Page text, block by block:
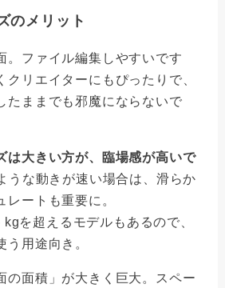
のメリット
。ファイル編集しやすいです
クリエイターにもぴったりで、
たままでも邪魔にならないで
は大きい方が、臨場感が高いで
うな動きが速い場合は、滑らか
レートも重要に。
を超えるモデルもあるので、
う用途向き。
の面積」が大きく巨大。スペー